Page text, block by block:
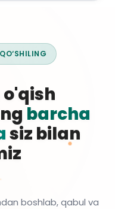
barcha
siz bilan
boshlab, qabul va